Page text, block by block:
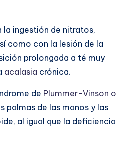
la ingestión de nitratos,
como con la lesión de la
prolongada a té muy
acalasia crónica.
de Plummer-Vinson o
palmas de las manos y las
al igual que la deficiencia